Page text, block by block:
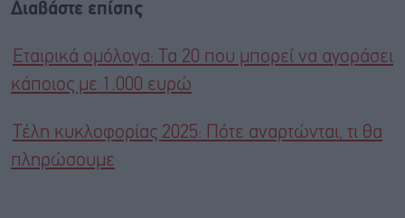
Διαβάστε επίσης
Εταιρικά ομόλογα: Τα 20 που μπορεί να αγοράσει
κάποιος με 1.000 ευρώ
Τέλη κυκλοφορίας 2025: Πότε αναρτώνται, τι θα
πληρώσουμε